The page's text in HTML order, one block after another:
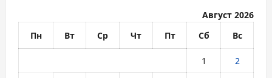
Август 2026
Пн
Вт Ср Чт Пт Сб Вс
1 2